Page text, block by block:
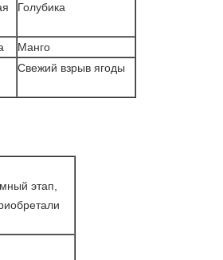
Голубика
Манго
Свежий взрыв ягоды
этап,